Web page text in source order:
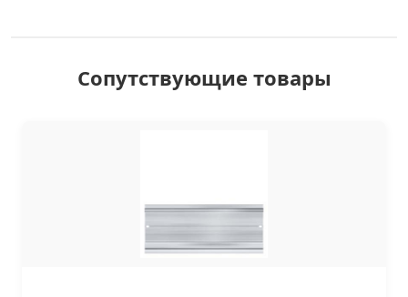
Сопутствующие товары